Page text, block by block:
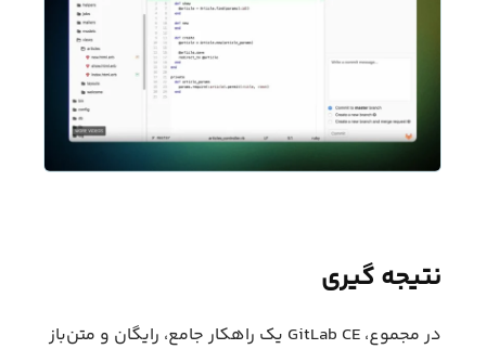
نتیجه گیری
در مجموع، GitLab CE یک راهکار جامع، رایگان و متن‌باز